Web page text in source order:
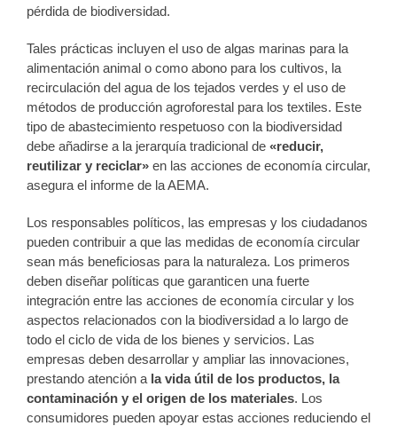
pérdida de biodiversidad.
Tales prácticas incluyen el uso de algas marinas para la
alimentación animal o como abono para los cultivos, la
recirculación del agua de los tejados verdes y el uso de
métodos de producción agroforestal para los textiles. Este
tipo de abastecimiento respetuoso con la biodiversidad
debe añadirse a la jerarquía tradicional de «reducir,
reutilizar y reciclar» en las acciones de economía circular,
asegura el informe de la AEMA.
Los responsables políticos, las empresas y los ciudadanos
pueden contribuir a que las medidas de economía circular
sean más beneficiosas para la naturaleza. Los primeros
deben diseñar políticas que garanticen una fuerte
integración entre las acciones de economía circular y los
aspectos relacionados con la biodiversidad a lo largo de
todo el ciclo de vida de los bienes y servicios. Las
empresas deben desarrollar y ampliar las innovaciones,
prestando atención a la vida útil de los productos, la
contaminación y el origen de los materiales. Los
consumidores pueden apoyar estas acciones reduciendo el